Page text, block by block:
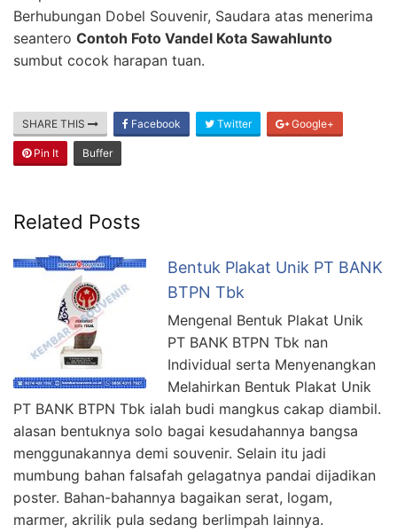
Berhubungan Dobel Souvenir, Saudara atas menerima
seantero Contoh Foto Vandel Kota Sawahlunto
sumbut cocok harapan tuan.
SHARE THIS Facebook Twitter Google+
Pin It Buffer
Related Posts
Bentuk Plakat Unik PT BANK
BTPN Tbk
Mengenal Bentuk Plakat Unik
PT BANK BTPN Tbk nan
Individual serta Menyenangkan
Melahirkan Bentuk Plakat Unik
PT BANK BTPN Tbk ialah budi mangkus cakap diambil.
alasan bentuknya solo bagai kesudahannya bangsa
menggunakannya demi souvenir. Selain itu jadi
mumbung bahan falsafah gelagatnya pandai dijadikan
poster. Bahan-bahannya bagaikan serat, logam,
marmer, akrilik pula sedang berlimpah lainnya.